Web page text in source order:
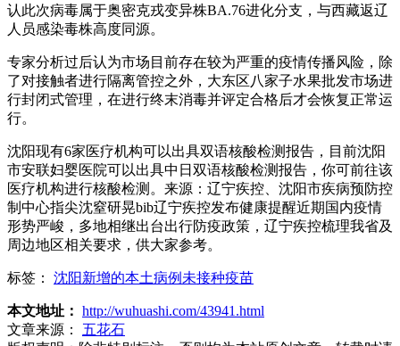
认此次病毒属于奥密克戎变异株BA.76进化分支，与西藏返辽
人员感染毒株高度同源。
专家分析过后认为市场目前存在较为严重的疫情传播风险，除
了对接触者进行隔离管控之外，大东区八家子水果批发市场进
行封闭式管理，在进行终末消毒并评定合格后才会恢复正常运
行。
沈阳现有6家医疗机构可以出具双语核酸检测报告，目前沈阳
市安联妇婴医院可以出具中日双语核酸检测报告，你可前往该
医疗机构进行核酸检测。来源：辽宁疾控、沈阳市疾病预防控
制中心指尖沈窒研晃bib辽宁疾控发布健康提醒近期国内疫情
形势严峻，多地相继出台出行防疫政策，辽宁疾控梳理我省及
周边地区相关要求，供大家参考。
标签： 沈阳新增的本土病例未接种疫苗
本文地址： http://wuhuashi.com/43941.html
文章来源：
五花石